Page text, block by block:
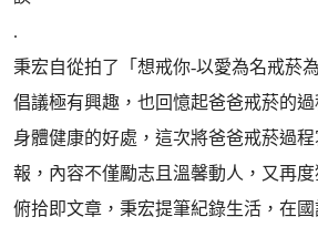
.
秉宏自從拍了「想戒你-以愛為名戒菸
倡議極有興趣，也回憶起爸爸戒菸的
身體健康的好處，這次將爸爸戒菸過
報，內容不僅勵志且溫馨動人，又再
俯拾即文章，秉宏提筆紀錄生活，在